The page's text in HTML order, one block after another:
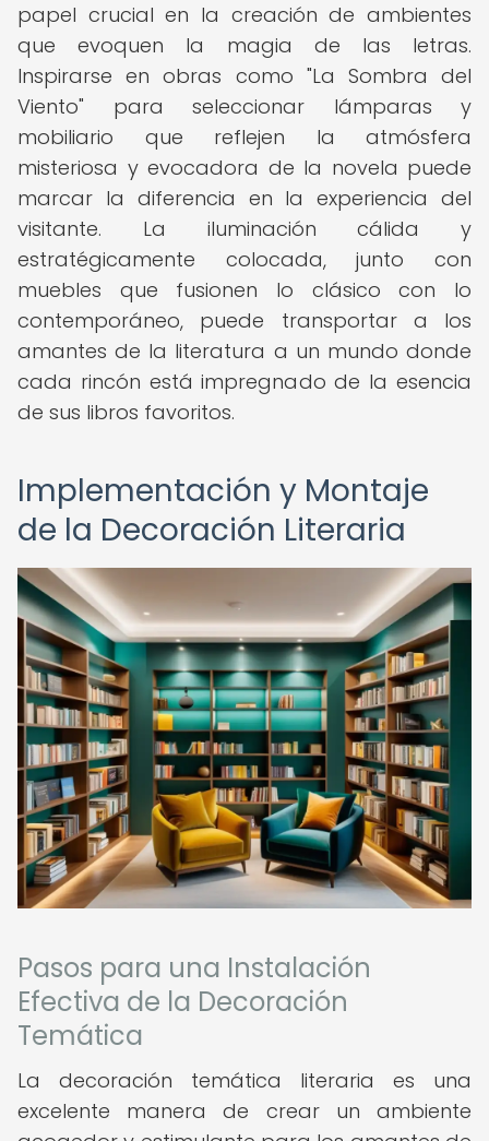
papel crucial en la creación de ambientes
que evoquen la magia de las letras.
Inspirarse en obras como "La Sombra del
Viento" para seleccionar lámparas y
mobiliario que reflejen la atmósfera
misteriosa y evocadora de la novela puede
marcar la diferencia en la experiencia del
visitante. La iluminación cálida y
estratégicamente colocada, junto con
muebles que fusionen lo clásico con lo
contemporáneo, puede transportar a los
amantes de la literatura a un mundo donde
cada rincón está impregnado de la esencia
de sus libros favoritos.
Implementación y Montaje
de la Decoración Literaria
Pasos para una Instalación
Efectiva de la Decoración
Temática
La decoración temática literaria es una
excelente manera de crear un ambiente